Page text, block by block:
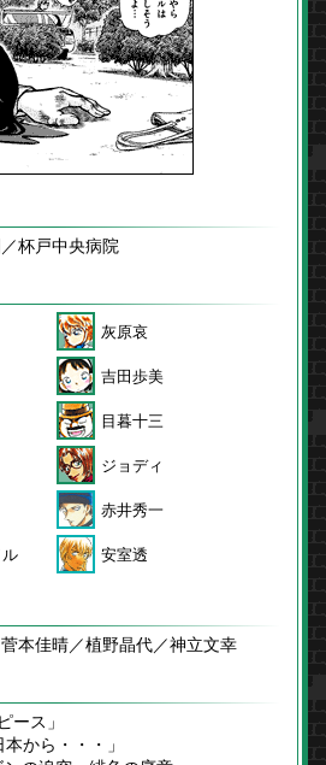
ース」
から・・・」
灰原哀
吉田歩美
目暮十三
ジョディ
赤井秀一
安室透
杯戸中央病院
本佳晴／植野晶代／神立文幸